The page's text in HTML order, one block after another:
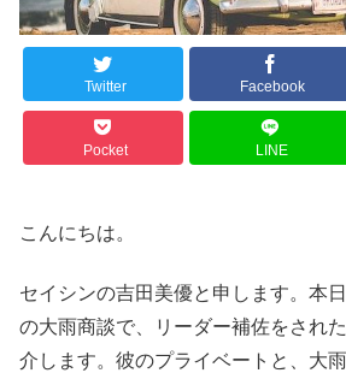
Twitter Facebook
Pocket LINE
こんにちは。
セイシンの吉田美優と申します。本
の大雨商談で、リーダー補佐をされ
介します。彼のプライベートと、大